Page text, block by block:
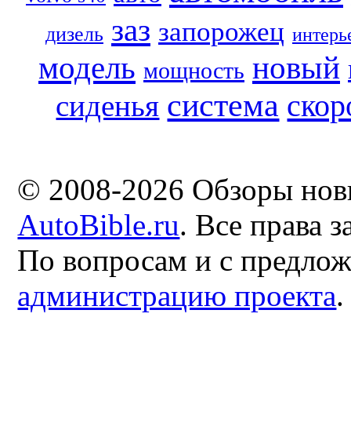
дизель заз запорожец
модель мощность новый
сиденья система
© 2008-2026 Обзоры
AutoBible.ru. Все права
По вопросам и с
администрацию проекта.